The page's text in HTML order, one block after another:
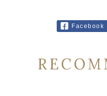
Facebook